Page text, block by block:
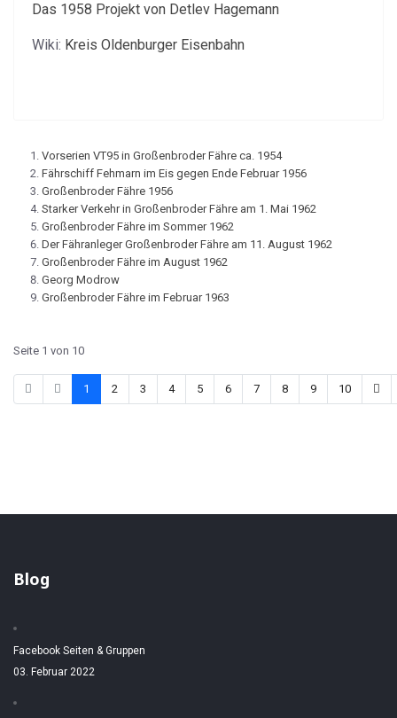
Das 1958 Projekt von Detlev Hagemann
Wiki: Kreis Oldenburger Eisenbahn
Vorserien VT95 in Großenbroder Fähre ca. 1954
Fährschiff Fehmarn im Eis gegen Ende Februar 1956
Großenbroder Fähre 1956
Starker Verkehr in Großenbroder Fähre am 1. Mai 1962
Großenbroder Fähre im Sommer 1962
Der Fähranleger Großenbroder Fähre am 11. August 1962
Großenbroder Fähre im August 1962
Georg Modrow
Großenbroder Fähre im Februar 1963
Seite 1 von 10
1 2 3 4 5 6 7 8 9 10
Blog
Facebook Seiten & Gruppen
03. Februar 2022